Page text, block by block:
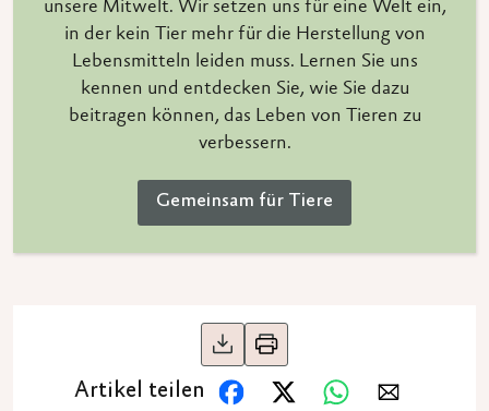
unsere Mitwelt. Wir setzen uns für eine Welt ein,
in der kein Tier mehr für die Herstellung von
Lebensmitteln leiden muss. Lernen Sie uns
kennen und entdecken Sie, wie Sie dazu
beitragen können, das Leben von Tieren zu
verbessern.
Gemeinsam für Tiere
Artikel teilen